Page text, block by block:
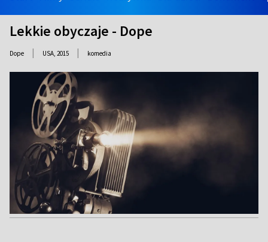
Lekkie obyczaje - Dope
Dope | USA, 2015 | komedia